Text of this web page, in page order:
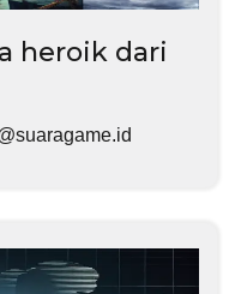
heroik dari